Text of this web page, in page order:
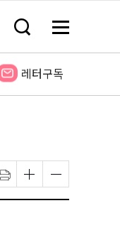
검
창
기
메
전
보
레터구독
인
쇄
하
글
자
크
글
자
크